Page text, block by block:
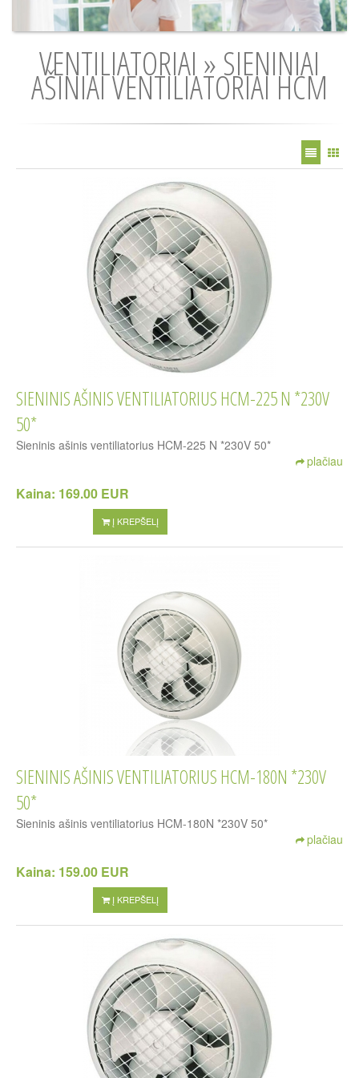
VENTILIATORIAI » SIENINIAI
AŠINIAI VENTILIATORIAI HCM
SIENINIS AŠINIS VENTILIATORIUS HCM-225 N *230V
50*
Sieninis ašinis ventiliatorius HCM-225 N *230V 50*
plačiau
Kaina: 169.00 EUR
Į KREPŠELĮ
SIENINIS AŠINIS VENTILIATORIUS HCM-180N *230V
50*
Sieninis ašinis ventiliatorius HCM-180N *230V 50*
plačiau
Kaina: 159.00 EUR
Į KREPŠELĮ